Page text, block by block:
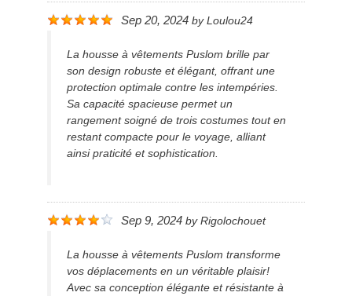
Sep 20, 2024 by Loulou24
La housse à vêtements Puslom brille par
son design robuste et élégant, offrant une
protection optimale contre les intempéries.
Sa capacité spacieuse permet un
rangement soigné de trois costumes tout en
restant compacte pour le voyage, alliant
ainsi praticité et sophistication.
Sep 9, 2024 by Rigolochouet
La housse à vêtements Puslom transforme
vos déplacements en un véritable plaisir!
Avec sa conception élégante et résistante à